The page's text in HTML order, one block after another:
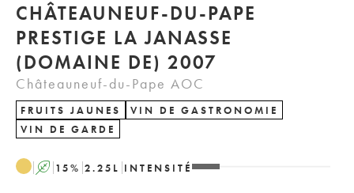
CHÂTEAUNEUF-DU-PAPE
PRESTIGE LA JANASSE
(DOMAINE DE) 2007
Châteauneuf-du-Pape AOC
FRUITS JAUNES
VIN DE GASTRONOMIE
VIN DE GARDE
A 15% 2.25 L INTENSITÉ